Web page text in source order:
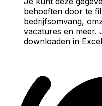
behoeften door te
bedrijfsomvang,
vacatures en meer.
downloaden in